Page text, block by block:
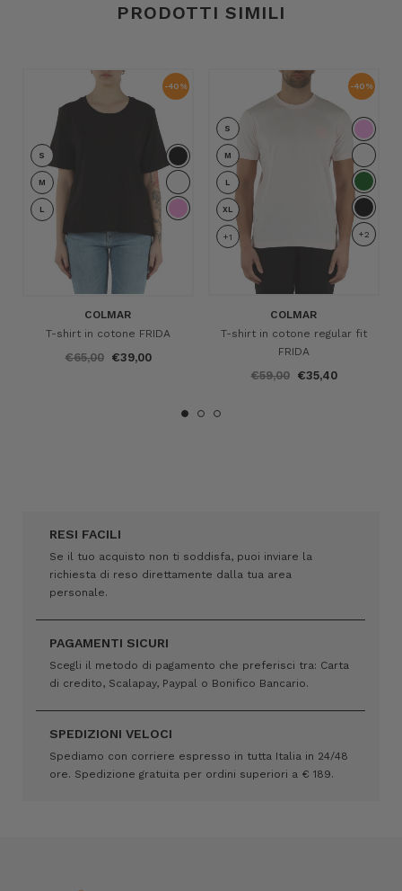
PRODOTTI SIMILI
-40%
S
M
L
COLMAR
T-shirt in cotone FRIDA
€65,00 €39,00
-40%
S
M
L
XL
+1 +2
COLMAR
T-shirt in cotone regular fit
FRIDA
€59,00 €35,40
RESI FACILI
Se il tuo acquisto non ti soddisfa, puoi inviare la
richiesta di reso direttamente dalla tua area
personale.
PAGAMENTI SICURI
Scegli il metodo di pagamento che preferisci tra: Carta
di credito, Scalapay, Paypal o Bonifico Bancario.
SPEDIZIONI VELOCI
Spediamo con corriere espresso in tutta Italia in 24/48
ore. Spedizione gratuita per ordini superiori a € 189.